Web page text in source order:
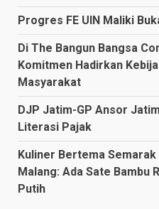
Progres FE UIN Maliki
Di The Bangun Bangsa
Komitmen Hadirkan
Masyarakat
DJP Jatim-GP Ansor
Literasi Pajak
Kuliner Bertema
Malang: Ada Sate Bambu
Putih